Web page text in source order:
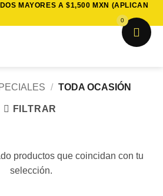
MAYORES A $1,500 MXN (APLICAN
/ TODA OCASIÓN
FILTRAR
productos que coincidan con tu
selección.
0